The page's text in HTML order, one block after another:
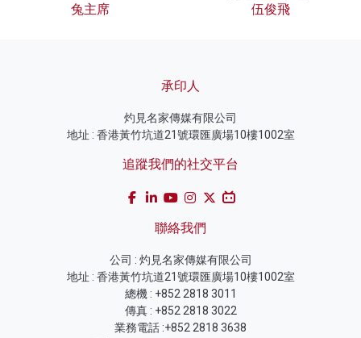
兔主席 伍俊飛
承印人
灼見名家傳媒有限公司
地址 : 香港黃竹坑道21號環匯廣場10樓1002室
追蹤我們的社交平台
聯絡我們
公司 : 灼見名家傳媒有限公司
地址 : 香港黃竹坑道21號環匯廣場10樓1002室
總機 : +852 2818 3011
傳真 : +852 2818 3022
業務電話 :+852 2818 3638